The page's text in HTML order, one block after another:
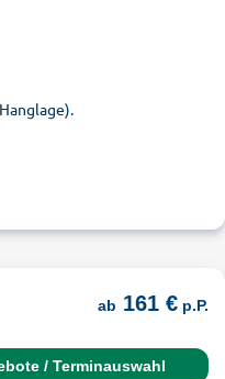
ab 161 € p.P.
/ Terminauswahl